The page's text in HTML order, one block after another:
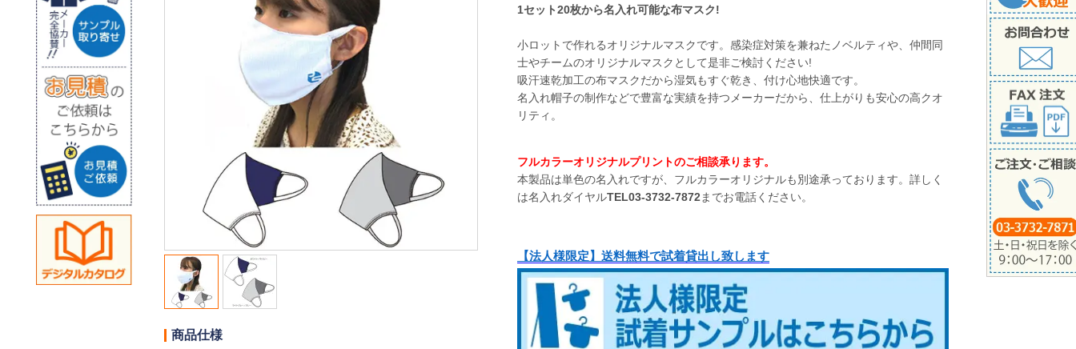
商品仕様
1セット20枚から名入れ可能な布マスク!
小ロットで作れるオリジナルマスクです。感染症対策を兼ねたノベルティや、仲間同
士やチームのオリジナルマスクとして是非ご検討ください!
吸汗速乾加工の布マスクだから湿気もすぐ乾き、付け心地快適です。
名入れ帽子の制作などで豊富な実績を持つメーカーだから、仕上がりも安心の高クオ
リティ。
フルカラーオリジナルプリントのご相談承ります。
本製品は単色の名入れですが、フルカラーオリジナルも別途承っております。詳しく
は名入れダイヤルTEL03-3732-7872までお電話ください。
【法人様限定】送料無料で試着貸出し致します